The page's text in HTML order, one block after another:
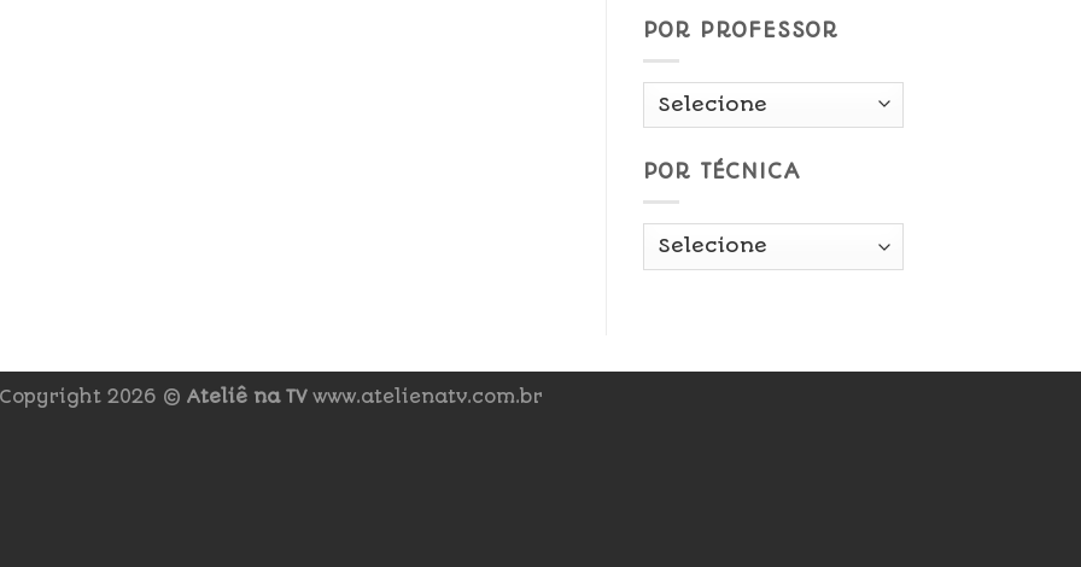
POR PROFESSOR
POR TÉCNICA
Copyright 2026 © Ateliê na TVwww.atelienatv.com.br